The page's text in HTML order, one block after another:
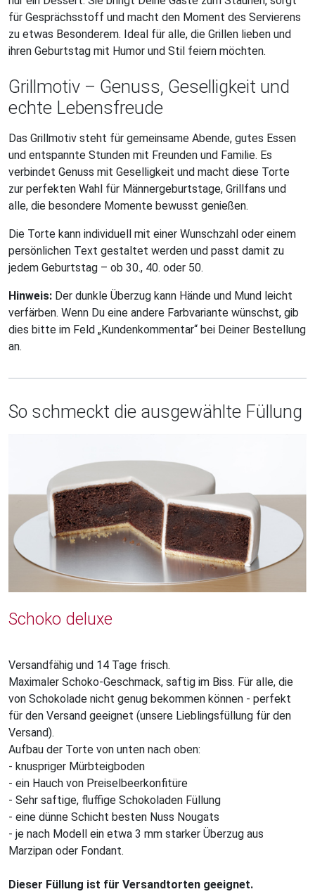
für Gesprächsstoff und macht den Moment des Servierens
zu etwas Besonderem. Ideal für alle, die Grillen lieben und
ihren Geburtstag mit Humor und Stil feiern möchten.
Grillmotiv – Genuss, Geselligkeit und
echte Lebensfreude
Das Grillmotiv steht für gemeinsame Abende, gutes Essen
und entspannte Stunden mit Freunden und Familie. Es
verbindet Genuss mit Geselligkeit und macht diese Torte
zur perfekten Wahl für Männergeburtstage, Grillfans und
alle, die besondere Momente bewusst genießen.
Die Torte kann individuell mit einer Wunschzahl oder einem
persönlichen Text gestaltet werden und passt damit zu
jedem Geburtstag – ob 30., 40. oder 50.
Hinweis: Der dunkle Überzug kann Hände und Mund leicht
verfärben. Wenn Du eine andere Farbvariante wünschst, gib
dies bitte im Feld „Kundenkommentar“ bei Deiner Bestellung
an.
So schmeckt die ausgewählte Füllung
Schoko deluxe
Versandfähig und 14 Tage frisch.
Maximaler Schoko-Geschmack, saftig im Biss. Für alle, die
von Schokolade nicht genug bekommen können - perfekt
für den Versand geeignet (unsere Lieblingsfüllung für den
Versand).
Aufbau der Torte von unten nach oben:
- knuspriger Mürbteigboden
- ein Hauch von Preiselbeerkonfitüre
- Sehr saftige, fluffige Schokoladen Füllung
- eine dünne Schicht besten Nuss Nougats
- je nach Modell ein etwa 3 mm starker Überzug aus
Marzipan oder Fondant.
Dieser Füllung ist für Versandtorten geeignet.